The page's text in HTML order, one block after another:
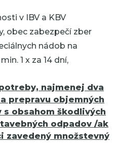
v IBV a KBV
obec zabezpečí zber
nádob na
1 x za 14 dní,
najmenej dva
prepravu objemných
obsahom škodlivých
odpadov /ak
zavedený množstevný